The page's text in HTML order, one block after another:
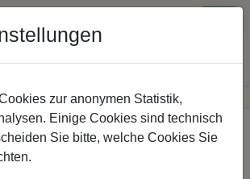
innerhalb Österreichs· Sichere Zahlung
Metall
aus Metall in 20 mm Ø,
zur anonymen Statistik,
Einige Cookies sind technisch
Sie bitte, welche Cookies Sie